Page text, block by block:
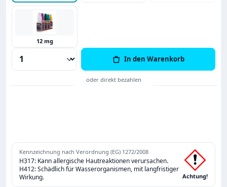
12 mg
Produkt Anzahl: Gib den gewünschten
In den Warenkorb
Kennzeichnung nach Verordnung (EG) 1272/2008
H317: Kann allergische Hautreaktionen verursachen.
H412: Schädlich für Wasserorganismen, mit langfristiger
Wirkung.
Achtung!